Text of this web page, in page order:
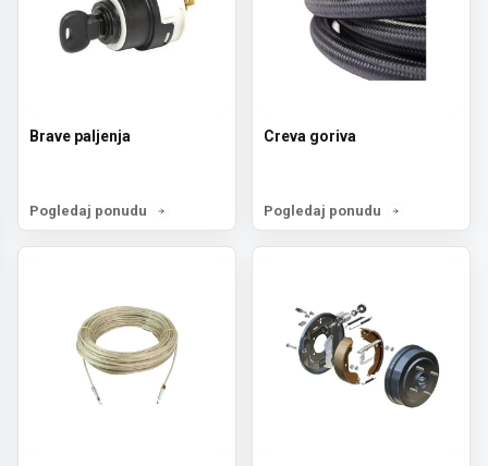
Brave paljenja
Pogledaj ponudu
Creva goriva
Pogledaj ponudu